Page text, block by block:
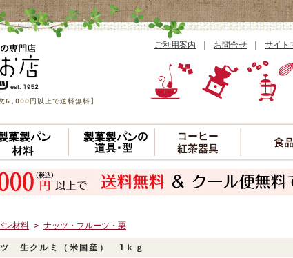
6,000円以上で送料無料】
ご利用案内 お問合せ サイト
ン材料 > ナッツ・フルーツ・栗
生クルミ（米国産） 1ｋｇ